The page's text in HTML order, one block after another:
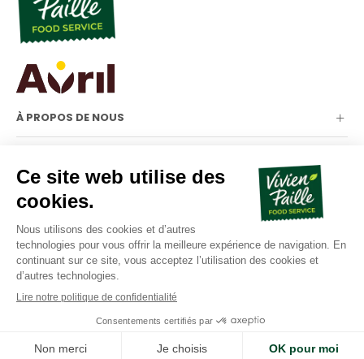
À PROPOS DE NOUS
NOTRE GAMME
INFORMATIONS
Copyright © 2023 Vivien Paille – Groupe Avril – Design :